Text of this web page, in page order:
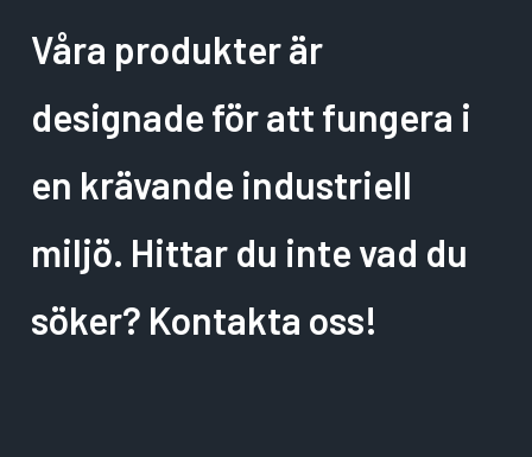
Våra produkter är
designade för att fungera i
en krävande industriell
miljö. Hittar du inte vad du
söker? Kontakta oss!